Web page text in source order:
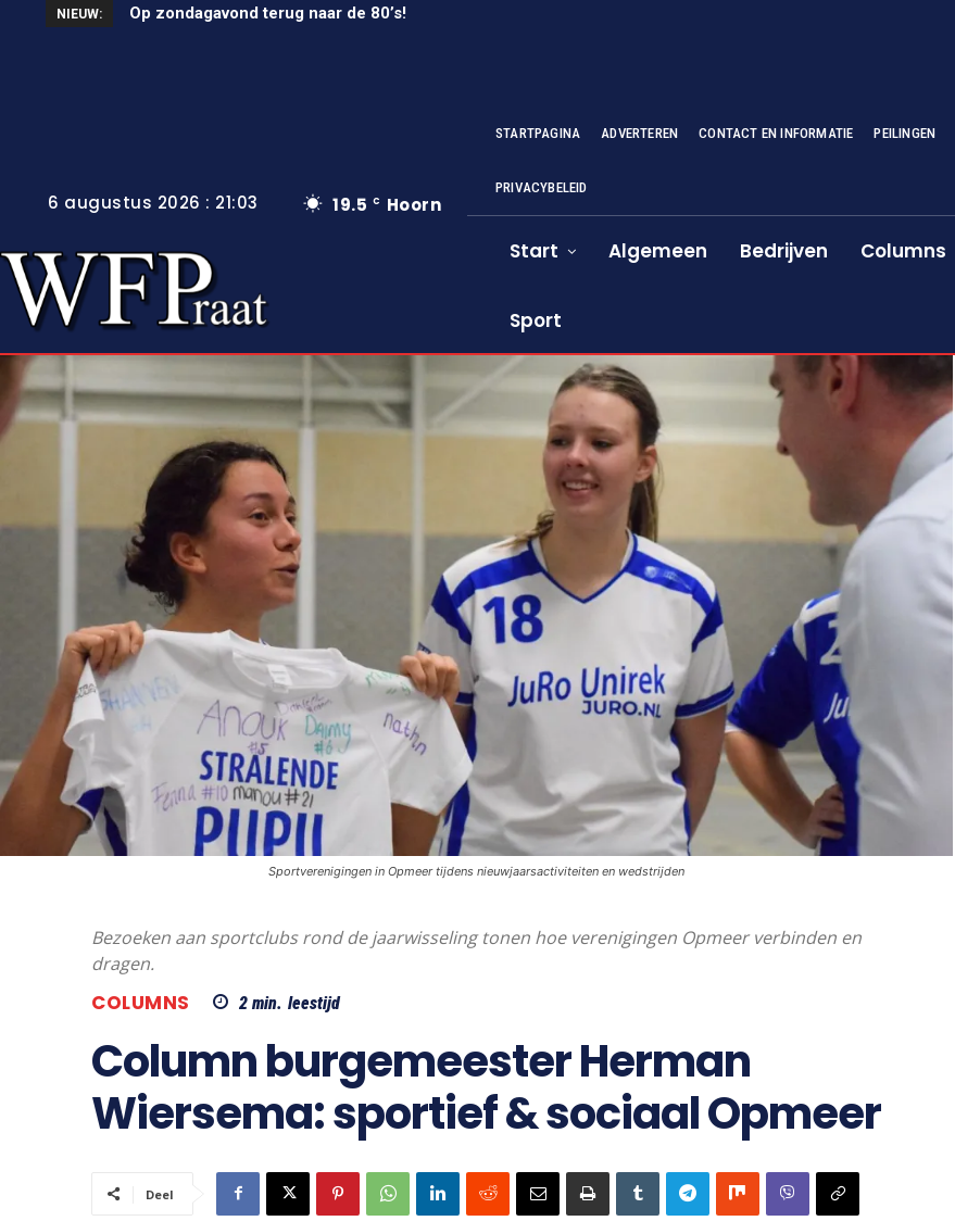
NIEUW: Op zondagavond terug naar de 80’s!
Unieke wielerkoers in Wervershoof
19.5 C Hoorn
6 augustus 2026 : 21:03
STARTPAGINA ADVERTEREN CONTACT EN INFORMATIE PEILINGEN
PRIVACYBELEID
Start Algemeen Bedrijven Columns
Sport
Sportverenigingen in Opmeer tijdens nieuwjaarsactiviteiten en wedstrijden
Bezoeken aan sportclubs rond de jaarwisseling tonen hoe verenigingen Opmeer verbinden en
dragen.
COLUMNS 2min. leestijd
Column burgemeester Herman
Wiersema: sportief & sociaal Opmeer
Deel